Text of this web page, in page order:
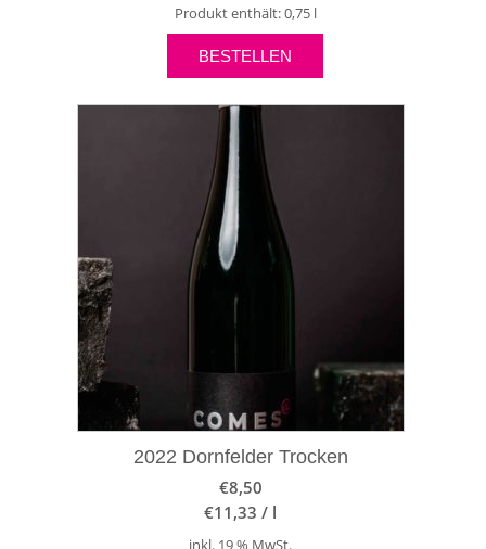
Produkt enthält: 0,75 l
BESTELLEN
2022 Dornfelder Trocken
€8,50
€11,33 / l